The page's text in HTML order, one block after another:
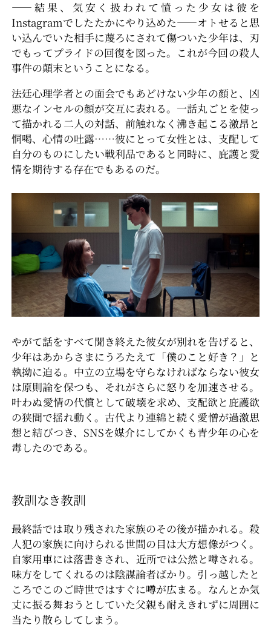
――結果、気安く扱われて憤った少女は彼を
Instagramでしたたかにやり込めた――オトせると思
い込んでいた相手に蔑ろにされて傷ついた少年は、刃
でもってプライドの回復を図った。これが今回の殺人
事件の顛末ということになる。
法廷心理学者との面会でもあどけない少年の顔と、凶
悪なインセルの顔が交互に表れる。一話丸ごとを使っ
て描かれる二人の対話、前触れなく沸き起こる激昂と
恫喝、心情の吐露……彼にとって女性とは、支配して
自分のものにしたい戦利品であると同時に、庇護と愛
情を期待する存在でもあるのだ。
やがて話をすべて聞き終えた彼女が別れを告げると、
少年はあからさまにうろたえて「僕のこと好き？」と
執拗に迫る。中立の立場を守らなければならない彼女
は原則論を保つも、それがさらに怒りを加速させる。
叶わぬ愛情の代償として破壊を求め、支配欲と庇護欲
の狭間で揺れ動く。古代より連綿と続く愛憎が過激思
想と結びつき、SNSを媒介にしてかくも青少年の心を
毒したのである。
教訓なき教訓
最終話では取り残された家族のその後が描かれる。殺
人犯の家族に向けられる世間の目は大方想像がつく。
自家用車には落書きされ、近所では公然と噂される。
味方をしてくれるのは陰謀論者ばかり。引っ越したと
ころでこのご時世ではすぐに噂が広まる。なんとか気
丈に振る舞おうとしていた父親も耐えきれずに周囲に
当たり散らしてしまう。